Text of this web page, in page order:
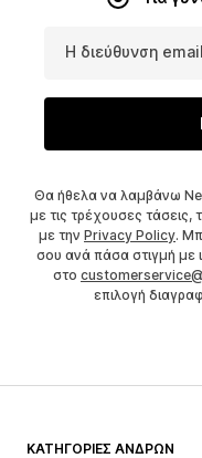
Η διεύθυνση
Θα ήθελα να λαμβάνω
με τις τρέχουσες
με την Privacy Policy.
σου ανά πάσα στιγμή με
στο
επιλογή
ΚΑΤΗΓΟΡΊΕΣ ΑΝΔΡΏΝ